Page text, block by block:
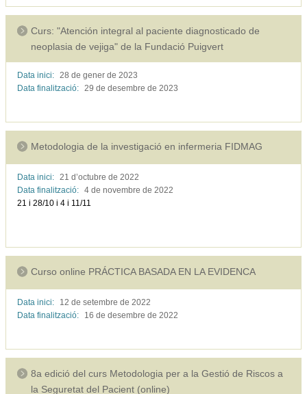
Curs: "Atención integral al paciente diagnosticado de
neoplasia de vejiga" de la Fundació Puigvert
Data inici: 28 de gener de 2023
Data finalització: 29 de desembre de 2023
Metodologia de la investigació en infermeria FIDMAG
Data inici: 21 d’octubre de 2022
Data finalització: 4 de novembre de 2022
21 i 28/10 i 4 i 11/11
Curso online PRÁCTICA BASADA EN LA EVIDENCA
Data inici: 12 de setembre de 2022
Data finalització:
16 de desembre de 2022
8a edició del curs Metodologia per a la Gestió de Riscos a
la Seguretat del Pacient (online)